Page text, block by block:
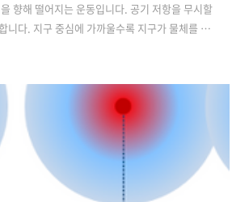
향해 떨어지는 운동입니다. 공기 저항을 무시할
니다. 지구 중심에 가까울수록 지구가 물체를 잡
지므로 중력은 일정한 크기 힘이라고 할 수 있는
을 무시하면 물체는 지면을 향해 직선운동을 합
및 중력가속도이론 대해 알아보겠습니다. 중력
물체 질량에 비례하는데 무거운 물체에 더 큰
운 물체가 가벼운 물체보다 더 빨리 떨어지지 않
보면 힘과 질량이 비례해서 가속도 a는 물체 질
다...